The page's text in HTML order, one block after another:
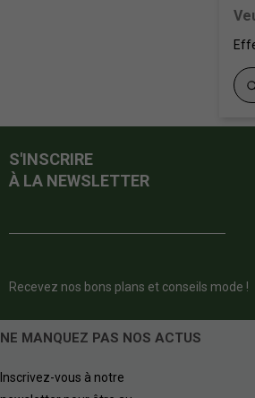
S'INSCRIRE
À LA NEWSLETTER
Recevez nos bons plans et conseils mode !
NE MANQUEZ PAS NOS ACTUS
Inscrivez-vous à notre